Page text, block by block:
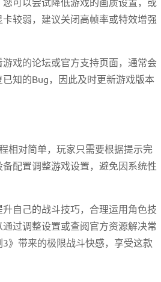
较弱，建议关闭高帧率或特效增强
戏的论坛或官方支持页面，通常会
知的Bug，因此及时更新游戏版本
相对简单，玩家只需要根据提示完
配置调整游戏设置，避免因系统性
自己的战斗技巧，合理运用角色技
过调整设置或查阅官方资源解决常
》带来的极限战斗快感，享受这款